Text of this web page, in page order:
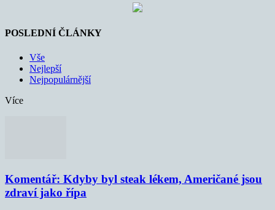
POSLEDNÍ ČLÁNKY
Vše
Nejlepší
Nejpopulárnější
Více
Komentář: Kdyby byl steak lékem, Američané jsou
zdraví jako řípa